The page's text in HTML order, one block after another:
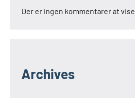
Der er ingen kommentarer at vise.
Archives